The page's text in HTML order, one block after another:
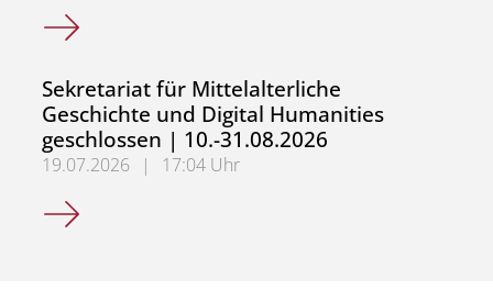
Sekretariat für Alte Geschichte und Neuere und
Sekretariat für Mittelalterliche
Geschichte und Digital Humanities
geschlossen | 10.-31.08.2026
19.07.2026 |
17:04 Uhr
Sekretariat für Mittelalterliche Geschichte und Digital